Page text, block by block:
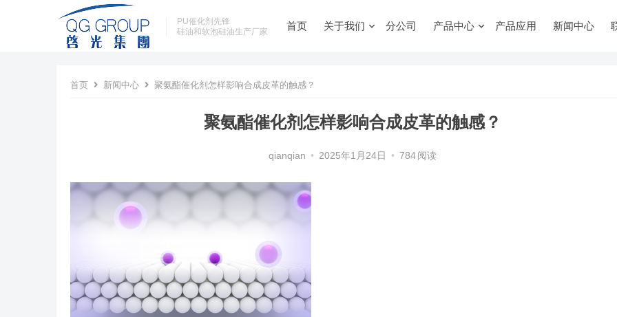
PU催化剂先锋
硅油和软泡硅油生产厂家
首页 关于我们 分公司 产品中心 产品应用 新闻中心
首页 新闻中心 聚氨酯催化剂怎样影响合成皮革的触感？
聚氨酯催化剂怎样影响合成皮革的触感？
qianqian • 2025年1月24日 • 784 阅读